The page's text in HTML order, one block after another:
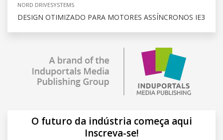
NORD DRIVESYSTEMS
DESIGN OTIMIZADO PARA MOTORES ASSÍNCRONOS IE3
O futuro da indústria começa aqui
Inscreva-se!